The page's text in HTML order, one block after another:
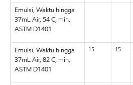
Emulsi, Waktu hingga
37mL Air, 54 C, min,
ASTM D1401
Emulsi, Waktu hingga
37mL Air, 82 C, min,
ASTM D1401
15 15